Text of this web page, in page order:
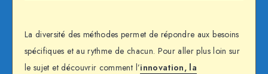
La diversité des méthodes permet de répondre aux besoins
spécifiques et au rythme de chacun. Pour aller plus loin sur
le sujet et découvrir comment l’innovation, la